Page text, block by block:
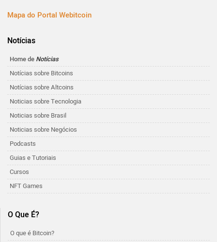
Mapa do Portal Webitcoin
Notícias
Home de Notícias
Notícias sobre Bitcoins
Notícias sobre Altcoins
Noticias sobre Tecnologia
Noticias sobre Brasil
Noticias sobre Negócios
Podcasts
Guias e Tutoriais
Cursos
NFT Games
O Que É?
O que é Bitcoin?